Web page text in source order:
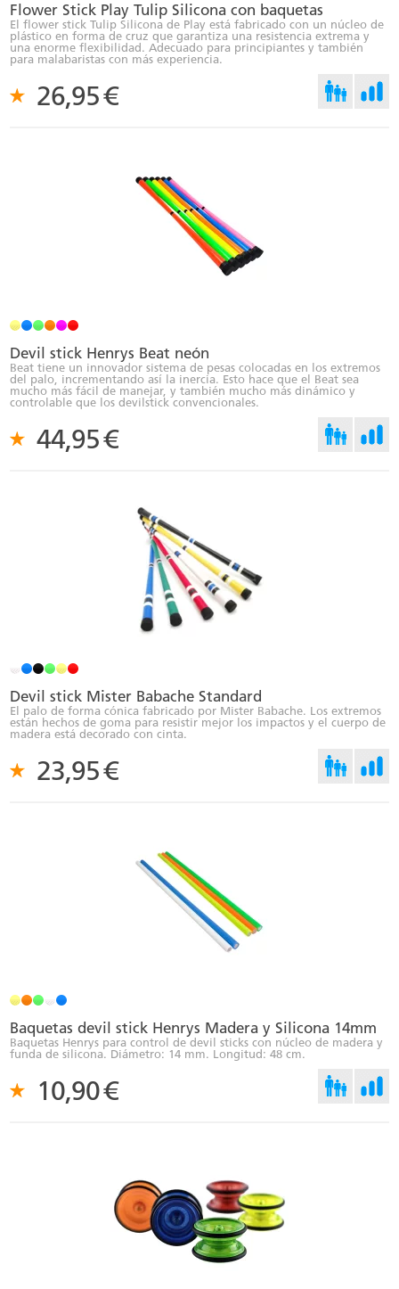
Flower Stick Play Tulip Silicona con baquetas
El flower stick Tulip Silicona de Play está fabricado con un núcleo de
plástico en forma de cruz que garantiza una resistencia extrema y
una enorme flexibilidad. Adecuado para principiantes y también
para malabaristas con más experiencia.
26,95€
Devil stick Henrys Beat neón
Beat tiene un innovador sistema de pesas colocadas en los extremos
del palo, incrementando así la inercia. Esto hace que el Beat sea
mucho más fácil de manejar, y también mucho más dinámico y
controlable que los devilstick convencionales.
44,95€
Devil stick Mister Babache Standard
El palo de forma cónica fabricado por Mister Babache. Los extremos
están hechos de goma para resistir mejor los impactos y el cuerpo de
madera está decorado con cinta.
23,95€
Baquetas devil stick Henrys Madera y Silicona 14mm
Baquetas Henrys para control de devil sticks con núcleo de madera y
funda de silicona. Diámetro: 14 mm. Longitud: 48 cm.
10,90€